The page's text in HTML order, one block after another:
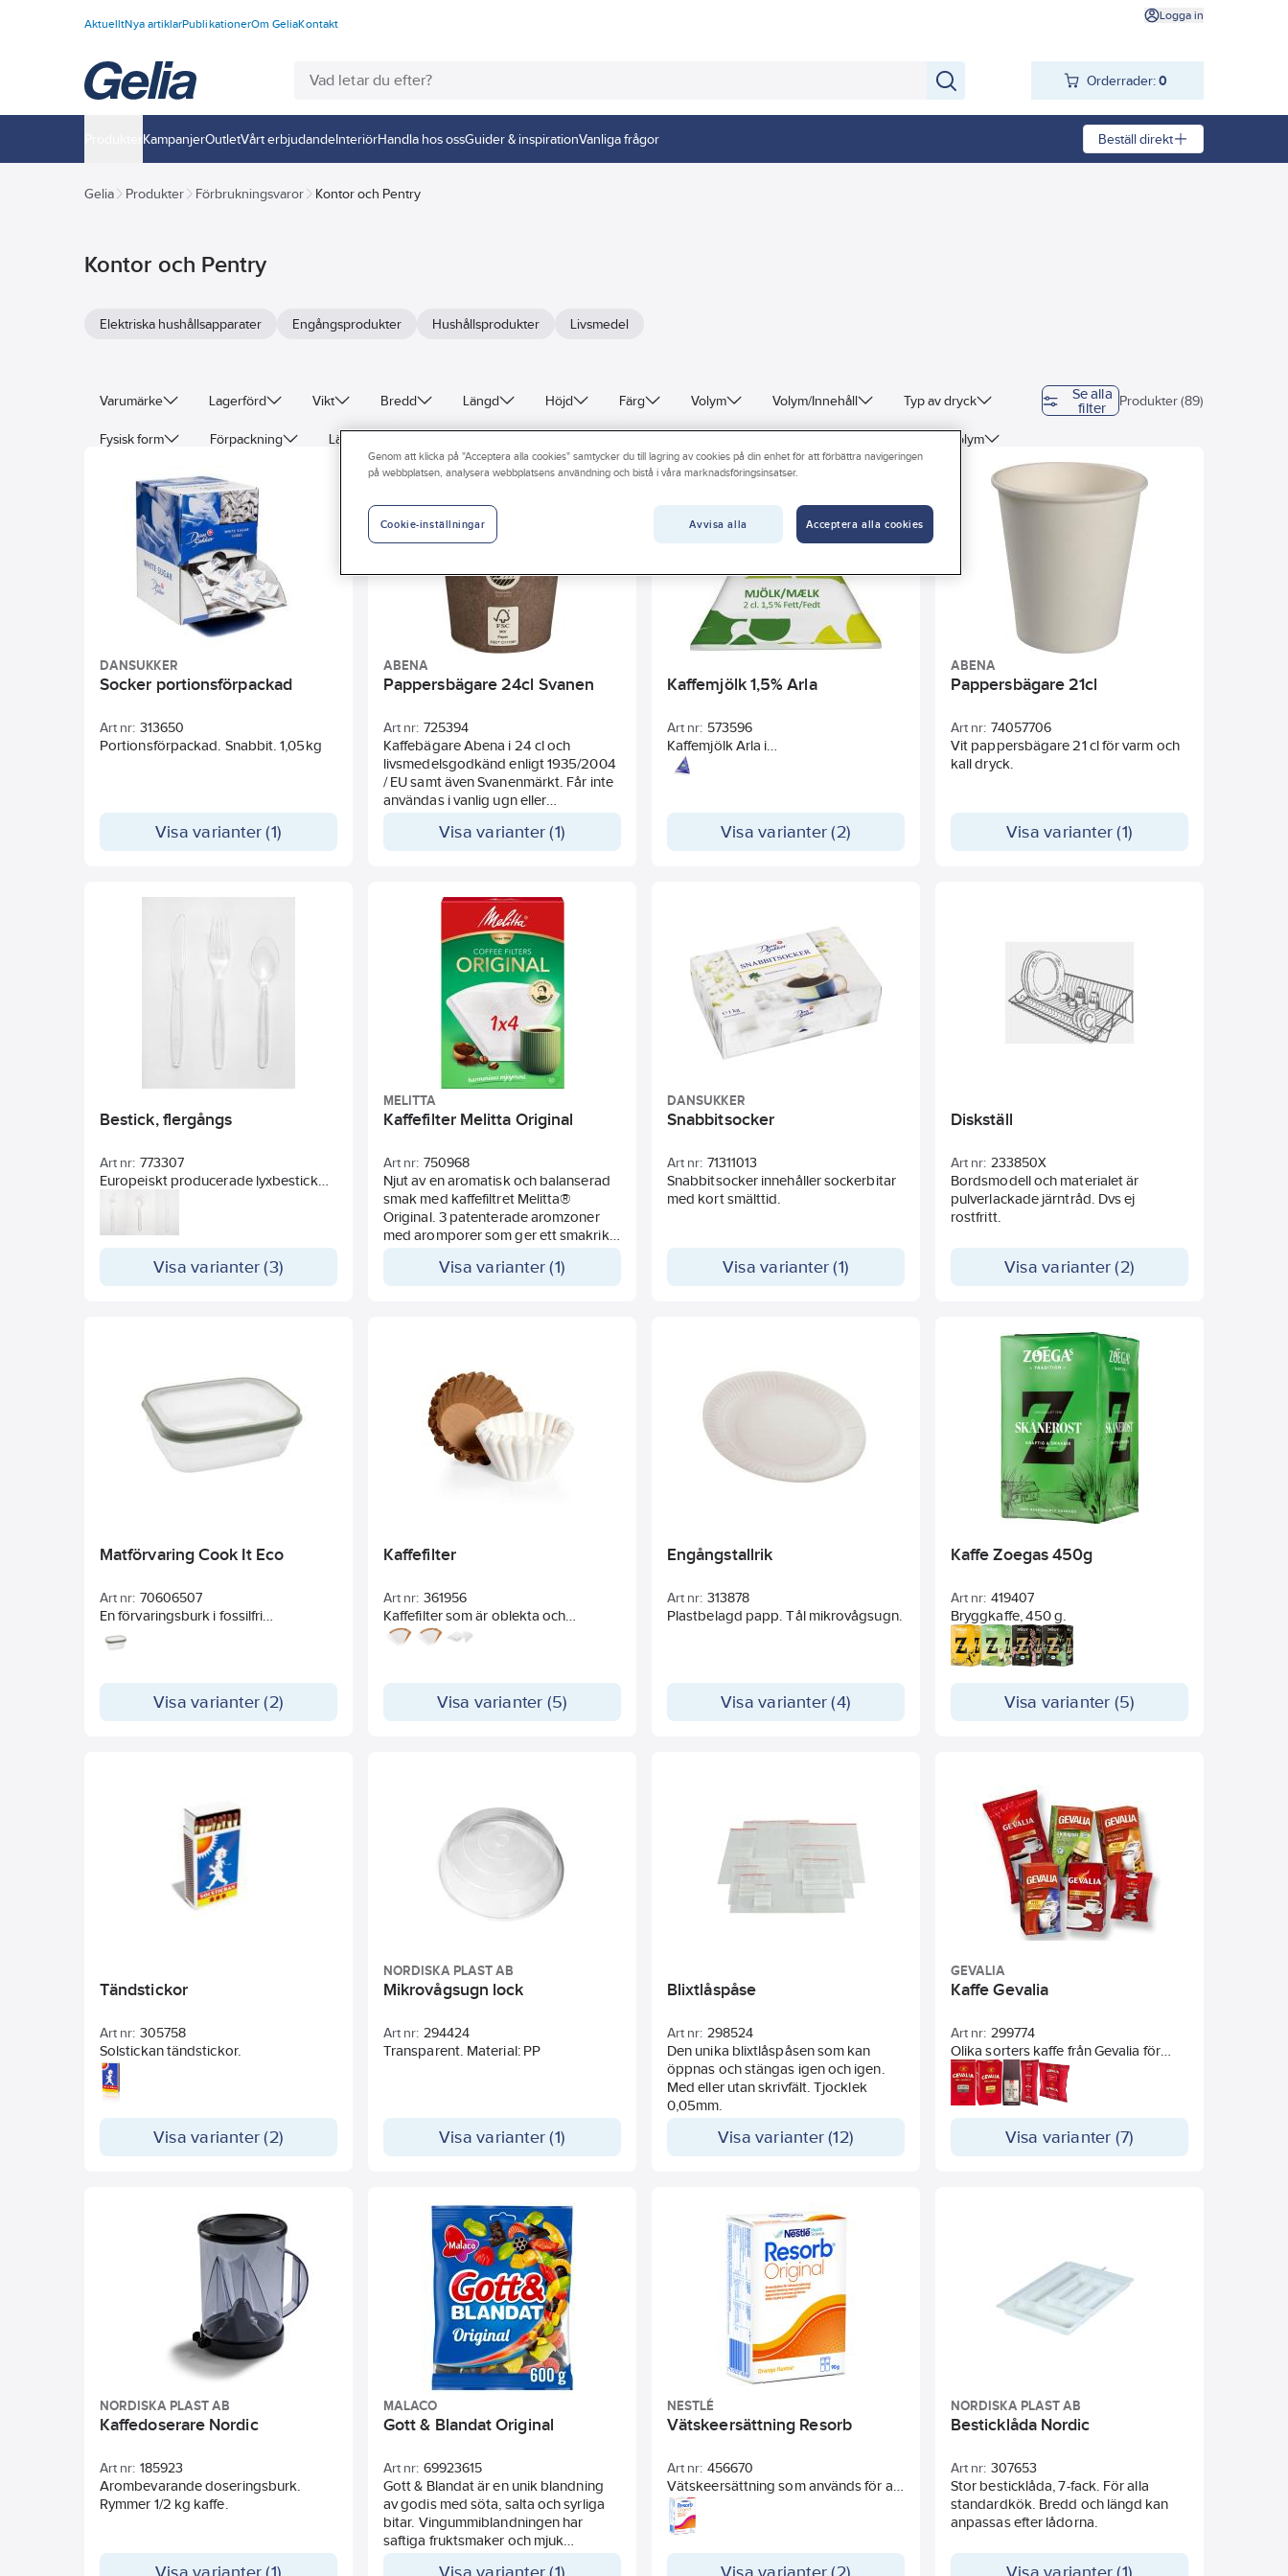
AktuelltNya artiklarPublikationerOm GeliaKontakt
Logga in
Orderrader: 0
KampanjerOutletVårt erbjudandeInteriörHandla hos ossGuider & inspirationVanliga frågor Beställ direkt
Gelia Produkter Förbrukningsvaror Kontor och Pentry
Kontor och Pentry
Elektriska hushållsapparater Engångsprodukter Hushållsprodukter Livsmedel
Varumärke Lagerförd Vikt Bredd Längd Höjd Färg Volym Volym/Innehåll Typ av dryck
Fysisk form Förpackning Längd Volym
Se alla
filter
Produkter (89)
DANSUKKER
Socker portionsförpackad
Art nr: 313650
Portionsförpackad. Snabbit. 1,05kg
Visa varianter (1)
ABENA
Pappersbägare 24cl Svanen
Art nr: 725394
Kaffebägare Abena i 24 cl och
livsmedelsgodkänd enligt 1935/2004
/ EU samt även Svanenmärkt. Får inte
användas i vanlig ugn eller
av livsmedel, förutom feta livsmedel
3 timmar. Kan slängas med vanlig
hushållsavfall och även återanvändas
eller förbrännas. 50 st/kartong.
Visa varianter (1)
Kaffemjölk 1,5% Arla
Art nr: 573596
Kaffemjölk Arla i
portionsförpackningar och kan
sätt. 2 cl och levereras
Visa varianter (2)
ABENA
Pappersbägare 21cl
Art nr: 74057706
Vit pappersbägare 21 cl för varm och
kall dryck.
Visa varianter (1)
Bestick, flergångs
Art nr: 773307
Europeiskt producerade lyxbestick
tillverkade i plast som kan användas
Certifierade av Svenska statens
livsmedel.Visa varianter (3)
MELITTA
Kaffefilter Melitta Original
Art nr: 750968
Njut av en aromatisk och balanserad
smak med kaffefiltret Melitta®
Original. 3 patenterade aromzoner
med aromporer som ger ett smakrikt
Visa varianter (1)
DANSUKKER
Snabbitsocker
Art nr: 71311013
Snabbitsocker innehåller sockerbitar
med kort smälttid.
Visa varianter (1)
Diskställ
Art nr: 233850X
Bordsmodell och materialet är
pulverlackade järntråd. Dvs ej
rostfritt.
Visa varianter (2)
Matförvaring Cook It Eco
Art nr: 70606507
En förvaringsburk i fossilfri
Polypropenplast som är certifierad
enligt ISCC och baserat på delvis
livsmedelsförsörjningen.
öpnna och stänga. Burkarna travar
enkelt i varandra utan lock vilket
underlättar förvaring, och staplar
stadigt på varandra med lock.
Livsmedelsgodkänd och fri från BPA.
Klarar temperaturer från -40°C till
Visa varianter (2)
Kaffefilter
Art nr: 361956
Kaffefilter som är oblekta och
veckade.
Visa varianter (5)
Engångstallrik
Art nr: 313878
Plastbelagd papp. Tål mikrovågsugn.
Visa varianter (4)
Kaffe Zoegas 450g
Art nr: 419407
Bryggkaffe, 450 g.
Visa varianter (5)
Tändstickor
Art nr: 305758
Solstickan tändstickor.
Visa varianter (2)
NORDISKA PLAST AB
Mikrovågsugn lock
Art nr: 294424
Transparent. Material: PP
Visa varianter (1)
Blixtlåspåse
Art nr: 298524
Den unika blixtlåspåsen som kan
öppnas och stängas igen och igen.
Med eller utan skrivfält. Tjocklek
0,05mm.
Visa varianter (12)
GEVALIA
Kaffe Gevalia
Art nr: 299774
Olika sorters kaffe från Gevalia för
brygg-, kok- och automat.
Visa varianter (7)
NORDISKA PLAST AB
Kaffedoserare Nordic
Art nr: 185923
Arombevarande doseringsburk.
Rymmer 1/2 kg kaffe.
Visa varianter (1)
MALACO
Gott & Blandat Original
Art nr: 69923615
Gott & Blandat är en unik blandning
av godis med söta, salta och syrliga
bitar. Vingummiblandningen har
saftiga fruktsmaker och mjuk
Visa varianter (1)
NESTLÉ
Vätskeersättning Resorb
Art nr: 456670
Vätskeersättning som används för att
tillföra vätska och salter.
Rekommenderas till vuxna och barn
från 3 år. Dosering: En brustablett
Visa varianter (2)
NORDISKA PLAST AB
Besticklåda Nordic
Art nr: 307653
Stor besticklåda, 7-fack. För alla
standardkök. Bredd och längd kan
anpassas efter lådorna.
Visa varianter (1)
Genom att klicka på "Acceptera alla cookies" samtycker du till lagring av cookies på din enhet för att förbättra navigeringen
på webbplatsen, analysera webbplatsens användning och bistå i våra marknadsföringsinsatser.
Avvisa alla Acceptera alla cookies
Cookie-inställningar